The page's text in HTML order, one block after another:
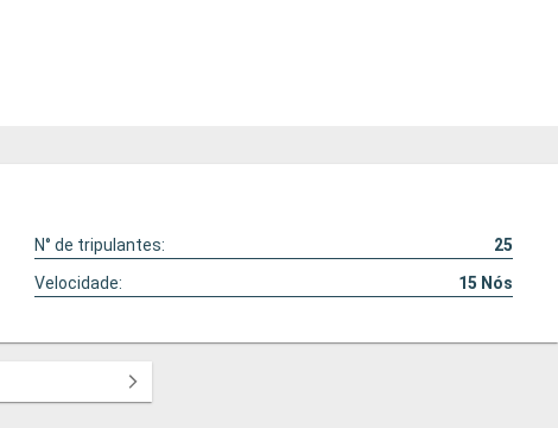
N° de tripulantes:
25
Velocidade: 15 Nós